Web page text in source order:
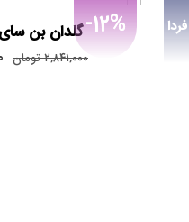
-12%گلدان بن
۲,۸۴۱,۰۰۰ تومان